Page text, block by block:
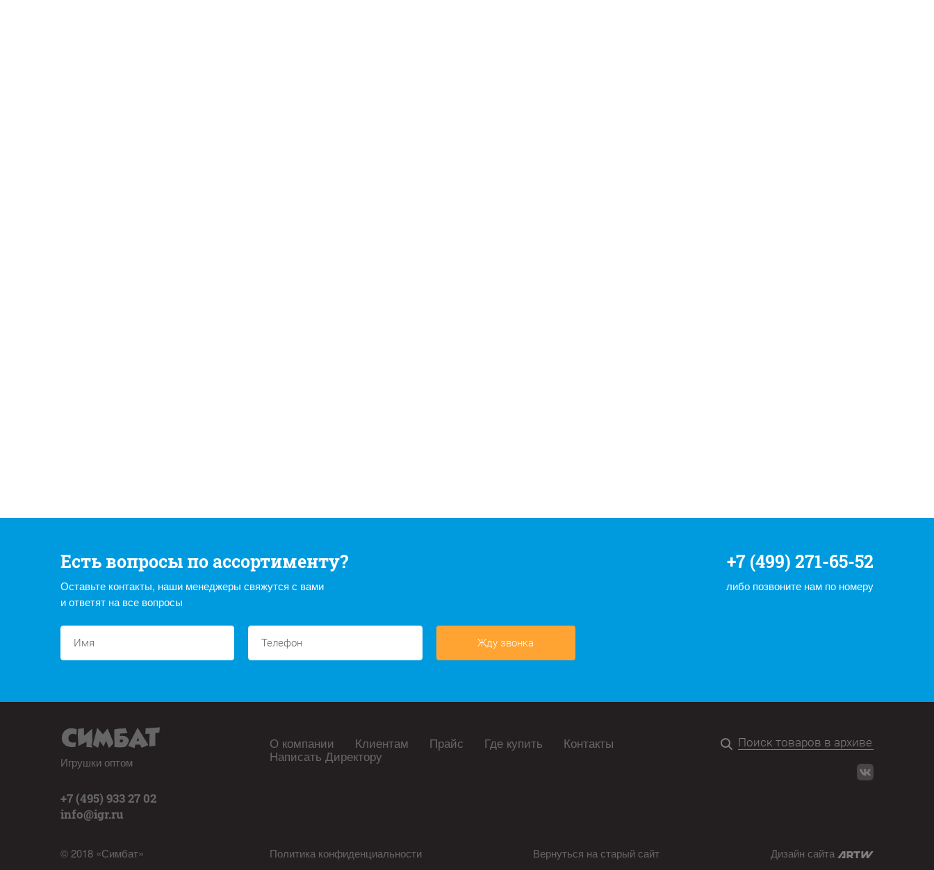
Есть вопросы по ассортименту?
Оставьте контакты, наши менеджеры свяжутся с вами
и ответят на все вопросы
+7 (499) 271-65-52
либо позвоните нам по номеру
Жду звонка
Игрушки оптом
+7 (495) 933 27 02
info@igr.ru
© 2018 «Симбат»
О компании Клиентам Прайс Где купить Контакты
Написать Директору
Политика конфиденциальности Вернуться на старый сайт Дизайн сайта